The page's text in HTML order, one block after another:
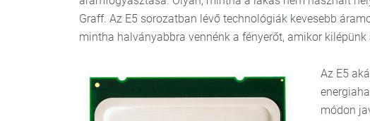
Graff. Az E5 sorozatban lévő technológiák kevesebb
mintha halványabbra vennénk a fényerőt, amikor kilépünk
Az E5
módon